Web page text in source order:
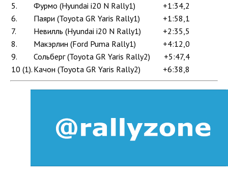
5.
Фурмо (Hyundai i20 N Rally1)
+1:34,2
6.
Паяри (Toyota GR Yaris Rally1)
+1:58,1
7.
Невилль (Hyundai i20 N Rally1)
+2:35,5
8.
Макэрлин (Ford Puma Rally1)
+4:12,0
9.
Сольберг (Toyota GR Yaris Rally2)
+5:47,4
10 (1). Качон (Toyota GR Yaris Rally2) +6:38,8